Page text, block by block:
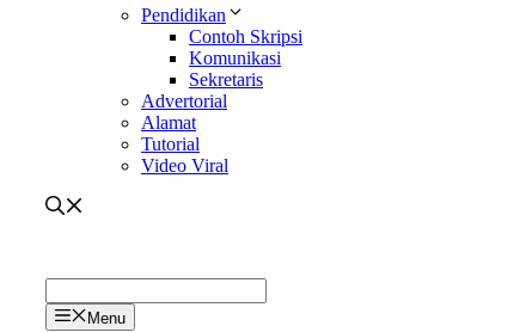
Pendidikan
Contoh Skripsi
Komunikasi
Sekretaris
Advertorial
Alamat
Tutorial
Video Viral
Menu